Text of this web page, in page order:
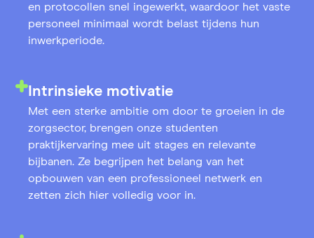
en protocollen snel ingewerkt, waardoor het vaste
personeel minimaal wordt belast tijdens hun
inwerkperiode.
Intrinsieke motivatie
Met een sterke ambitie om door te groeien in de
zorgsector, brengen onze studenten
praktijkervaring mee uit stages en relevante
bijbanen. Ze begrijpen het belang van het
opbouwen van een professioneel netwerk en
zetten zich hier volledig voor in.